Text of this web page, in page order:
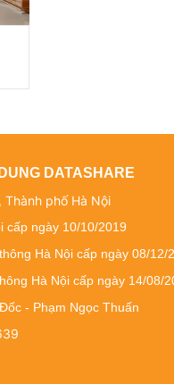
DATASHARE
Thành phố Hà Nội
cấp ngày 10/10/2019
Hà Nội cấp ngày 08/12/
Hà Nội cấp ngày 14/08/
- Phạm Ngọc Thuấn